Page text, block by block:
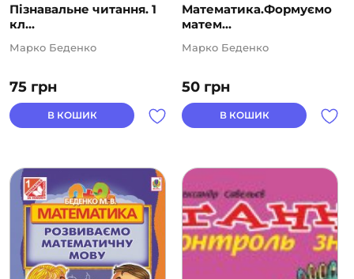
Пізнавальне читання. 1
кл...
75 грн
Марко Беденко
В КОШИК
Математика.Формуємо
матем...
50 грн
Марко Беденко
В КОШИК